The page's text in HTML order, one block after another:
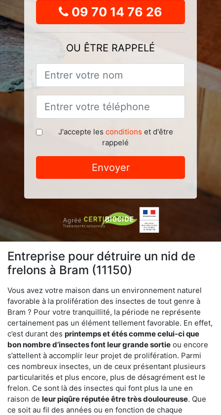
09 70 14 76 26
OU ÊTRE RAPPELÉ
J'accepte les conditions et d'être
rappelé
Envoyer
Entreprise pour détruire un nid de
frelons à Bram (11150)
Vous avez votre maison dans un environnement naturel
favorable à la prolifération des insectes de tout genre à
Bram ? Pour votre tranquillité, la période ne représente
certainement pas un élément tellement favorable. En effet,
c’est durant des printemps et étés comme celui-ci que
bon nombre d’insectes font leur grande sortie ou encore
s’attellent à accomplir leur projet de prolifération. Parmi
ces nombreux insectes, un de ceux présentant plusieurs
particularités et plus encore, plus de désagrément est le
frelon. Ce sont là des insectes qui font plus la une en
raison de leur piqûre réputée être très douloureuse. Que
ce soit au fil des années ou en fonction de chaque